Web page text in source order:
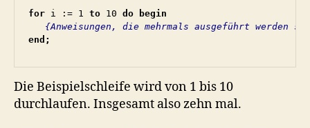
for i := 1 to 10 do begin
{Anweisungen, die mehrmals ausgeführt werden
end;
Die Beispielschleife wird von 1 bis 10
durchlaufen. Insgesamt also zehn mal.